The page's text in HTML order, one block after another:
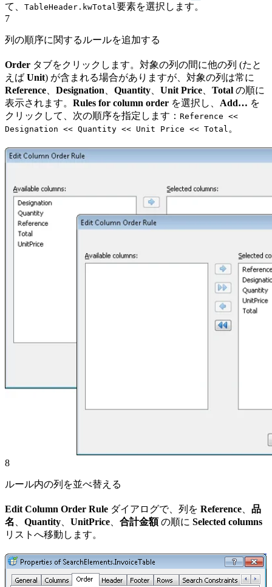
て、 TableHeader.kwTotal要素を選択します。
7
列の順序に関するルールを追加する
Order タブをクリックします。対象の列の間に他の列 (たと
えば Unit) が含まれる場合がありますが、対象の列は常に
Reference
Designation Quantity Unit Price Total の順に
表示されます。 Rules for column order を選択し、 Add… を
クリックして、次の順序を指定します： Reference <<
Designation << Quantity << Unit Price << Total 。
8
ルール内の列を並べ替える
Edit Column Order Rule ダイアログで、列を Reference
品
名
Quantity UnitPrice 合計金額の順に Selected columns
リストへ移動します。